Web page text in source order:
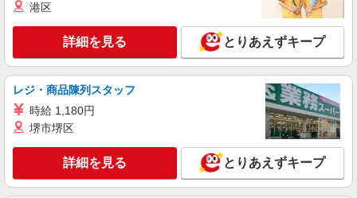
月給290200円 ★交通費規定に基づき交通費支
給
東京都中央区（都営浅草線宝町駅）
詳細を見る
派遣社員
株式会社パソナ・東京キャリアセンター/KT600116188303
NEW
経理/一般事務/データ入力
月給326100円 ★交通費規定に基づき交通費支
港区
詳細を見る とりあえずキープ
レジ・商品陳列スタッフ
時給 1,180円
堺市堺区
詳細を見る とりあえずキープ